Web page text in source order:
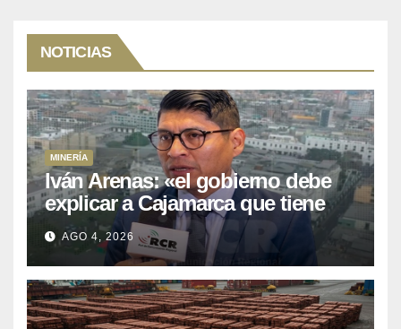
NOTICIAS
MINERÍA
Iván Arenas: «el gobierno debe
explicar a Cajamarca que tiene
US$ 16 mil millones en proyectos
mineros para salir de la pobreza
AGO 4, 2026